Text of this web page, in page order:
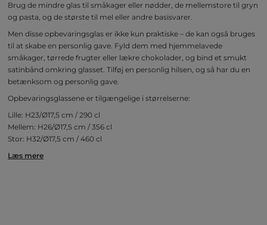
Brug de mindre glas til småkager eller nødder, de mellemstore til gryn
og pasta, og de største til mel eller andre basisvarer.
Men disse opbevaringsglas er ikke kun praktiske – de kan også bruges
til at skabe en personlig gave. Fyld dem med hjemmelavede
småkager, tørrede frugter eller lækre chokolader, og bind et smukt
satinbånd omkring glasset. Tilføj en personlig hilsen, og så har du en
betænksom og personlig gave.
Opbevaringsglassene er tilgængelige i størrelserne:
Lille: H23/Ø17,5 cm / 290 cl
Mellem: H26/Ø17,5 cm / 356 cl
Stor: H32/Ø17,5 cm / 460 cl
Læs mere